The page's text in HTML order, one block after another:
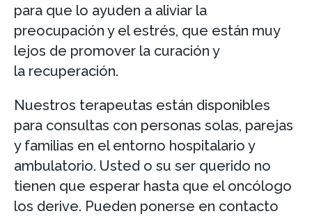
para que lo ayuden a aliviar la
preocupación y el estrés, que están muy
lejos de promover la curación y
la recuperación.
Nuestros terapeutas están disponibles
para consultas con personas solas, parejas
y familias en el entorno hospitalario y
ambulatorio. Usted o su ser querido no
tienen que esperar hasta que el oncólogo
los derive. Pueden ponerse en contacto